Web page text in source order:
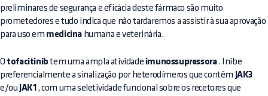
preliminares de segurança e eficácia deste fármaco são muito
prometedores e tudo indica que não tardaremos a assistir à sua aprovação
para uso em medicina humana e veterinária.
O tofacitinib tem uma ampla atividade imunossupressora. Inibe
preferencialmente a sinalização por heterodímeros que contêm JAK3
e/ou JAK1 , com uma seletividade funcional sobre os recetores que